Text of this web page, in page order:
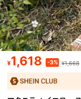
¥1,618 -3% ¥1,668